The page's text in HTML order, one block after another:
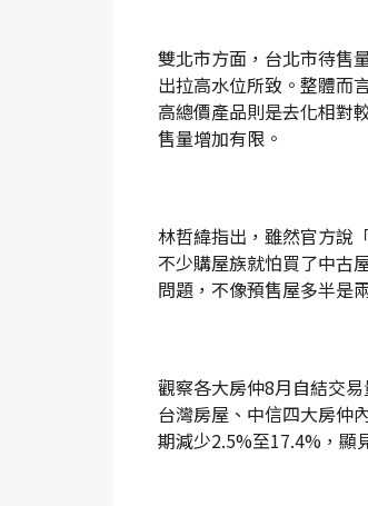
雙北市方面，台北市待售
出拉高水位所致。整體而
高總價產品則是去化相對
售量增加有限。
林哲緯指出，雖然官方說
不少購屋族就怕買了中古
問題，不像預售屋多半是
觀察各大房仲8月自結交
台灣房屋、中信四大房仲
期減少2.5%至17.4%，顯